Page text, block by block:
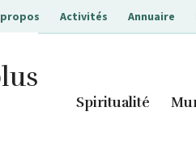
Activités Annuaire
Spiritualité